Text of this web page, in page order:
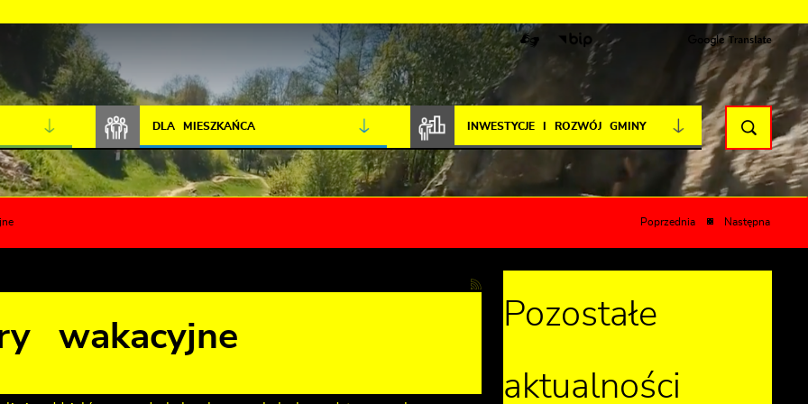
JAKOŚĆ POWIETRZA
DLA MIESZKAŃCA INWESTYCJE I ROZWÓJ GMINY
Poprzednia Następna
wakacyjne
Pozostałe
aktualności